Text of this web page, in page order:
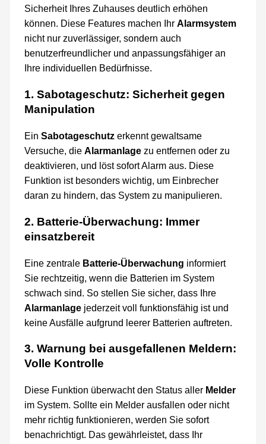
Sicherheit Ihres Zuhauses deutlich erhöhen
können. Diese Features machen Ihr Alarmsystem
nicht nur zuverlässiger, sondern auch
benutzerfreundlicher und anpassungsfähiger an
Ihre individuellen Bedürfnisse.
1. Sabotageschutz: Sicherheit gegen
Manipulation
Ein Sabotageschutzerkennt gewaltsame
Versuche, die Alarmanlagezu entfernen oder zu
deaktivieren, und löst sofort Alarm aus. Diese
Funktion ist besonders wichtig, um Einbrecher
daran zu hindern, das System zu manipulieren.
2. Batterie-Überwachung: Immer
einsatzbereit
Eine zentrale Batterie-Überwachung informiert
Sie rechtzeitig, wenn die Batterien im System
schwach sind. So stellen Sie sicher, dass Ihre
Alarmanlagejederzeit voll funktionsfähig ist und
keine Ausfälle aufgrund leerer Batterien auftreten.
3. Warnung bei ausgefallenen Meldern:
Volle Kontrolle
Diese Funktion überwacht den Status aller Melder
im System. Sollte ein Melder ausfallen oder nicht
mehr richtig funktionieren, werden Sie sofort
benachrichtigt. Das gewährleistet, dass Ihr